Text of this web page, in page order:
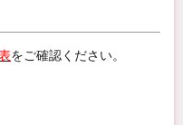
をご確認ください。